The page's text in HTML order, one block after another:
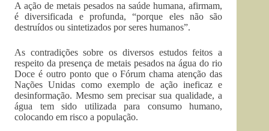
A ação de metais pesados na saúde humana, afirmam,
é diversificada e profunda, “porque eles não são
destruídos ou sintetizados por seres humanos”.
As contradições sobre os diversos estudos feitos a
respeito da presença de metais pesados na água do rio
Doce é outro ponto que o Fórum chama atenção das
Nações Unidas como exemplo de ação ineficaz e
desinformação. Mesmo sem precisar sua qualidade, a
água tem sido utilizada para consumo humano,
colocando em risco a população.